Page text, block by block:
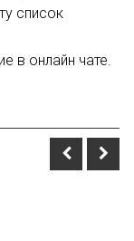
список
в онлайн чате.